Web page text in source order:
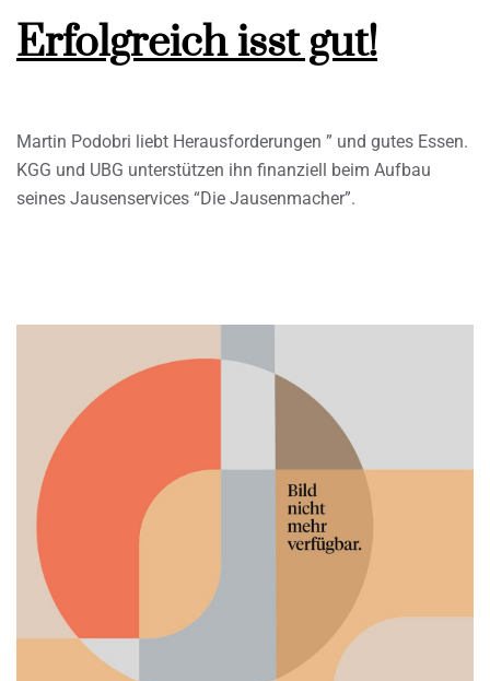
Erfolgreich isst gut!
Martin Podobri liebt Herausforderungen ” und gutes Essen.
KGG und UBG unterstützen ihn finanziell beim Aufbau
seines Jausenservices “Die Jausenmacher”.